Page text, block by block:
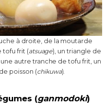
à droite, de la moutarde
tofu frit (atsuage), un triangle de
autre tranche de tofu frit, un
poisson (chikuwa).
(ganmodoki)